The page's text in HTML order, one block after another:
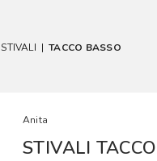
STIVALI | TACCO BASSO
Anita
STIVALI